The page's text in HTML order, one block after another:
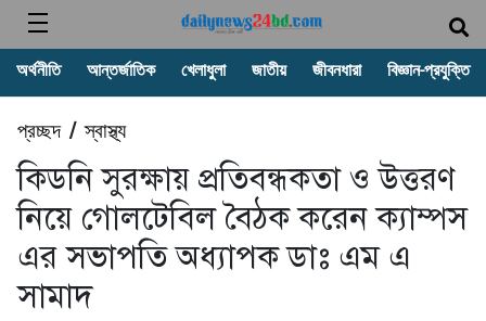
অর্থনীতি আন্তর্জাতিক খেলাধুলা জাতীয় জীবনধারা বিজ্ঞান-প্রযুক্তি
প্রচ্ছদ/স্বাস্থ্য
কিডনি সুরক্ষায় প্রতিবন্ধকতা ও উত্তরণ
নিয়ে গোলটেবিল বৈঠক করেন ক্যাম্পস
এর সভাপতি অধ্যাপক ডাঃ এম এ
সামাদ